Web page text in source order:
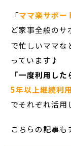
「ママ楽サポー
ど家事全般のサ
で忙しいママな
っています♪
「一度利用した
5年以上継続利用
でそれぞれ活用
こちらの記事も